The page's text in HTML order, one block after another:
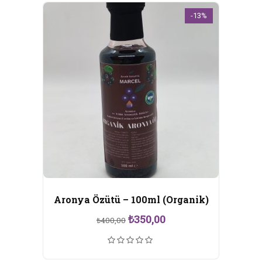
-13%
Aronya Özütü – 100ml (Organik)
₺400,00 Orijinal
fiyat:
₺400,00.
₺350,00Şu